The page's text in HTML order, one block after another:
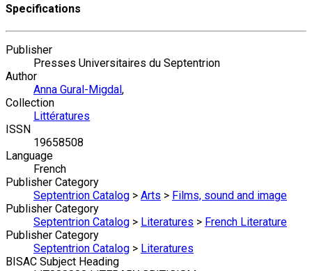
Specifications
Publisher
Presses Universitaires du Septentrion
Author
Anna Gural-Migdal,
Collection
Littératures
ISSN
19658508
Language
French
Publisher Category
Septentrion Catalog > Arts > Films, sound and image
Publisher Category
Septentrion Catalog > Literatures > French Literature
Publisher Category
Septentrion Catalog > Literatures
BISAC Subject Heading